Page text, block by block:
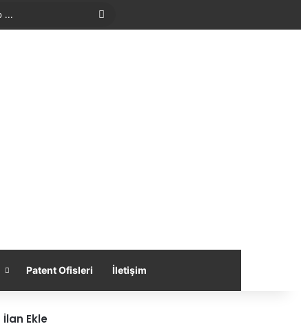
Patent Ofisleri İletişim
İlan Ekle